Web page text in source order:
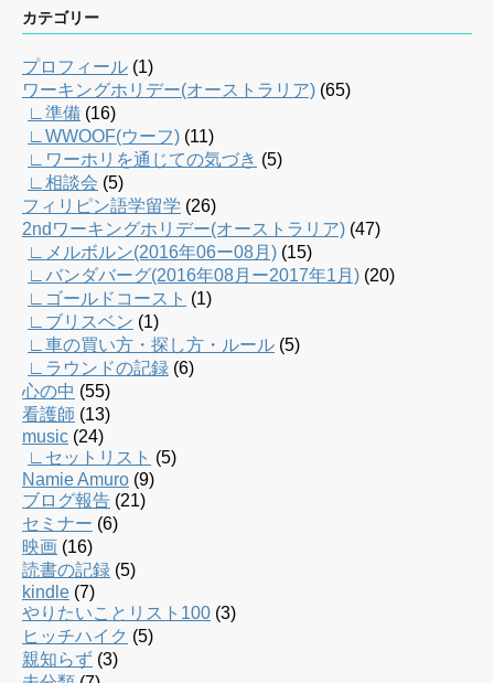
カテゴリー
プロフィール (1)
ワーキングホリデー(オーストラリア) (65)
∟準備 (16)
∟WWOOF(ウーフ) (11)
∟ワーホリを通じての気づき (5)
∟相談会 (5)
フィリピン語学留学 (26)
2ndワーキングホリデー(オーストラリア) (47)
∟メルボルン(2016年06ー08月) (15)
∟バンダバーグ(2016年08月ー2017年1月) (20)
∟ゴールドコースト (1)
∟ブリスベン (1)
∟車の買い方・探し方・ルール (5)
∟ラウンドの記録 (6)
心の中 (55)
看護師 (13)
music (24)
∟セットリスト (5)
Namie Amuro (9)
ブログ報告 (21)
セミナー (6)
映画 (16)
読書の記録 (5)
kindle (7)
やりたいことリスト100 (3)
ヒッチハイク (5)
親知らず (3)